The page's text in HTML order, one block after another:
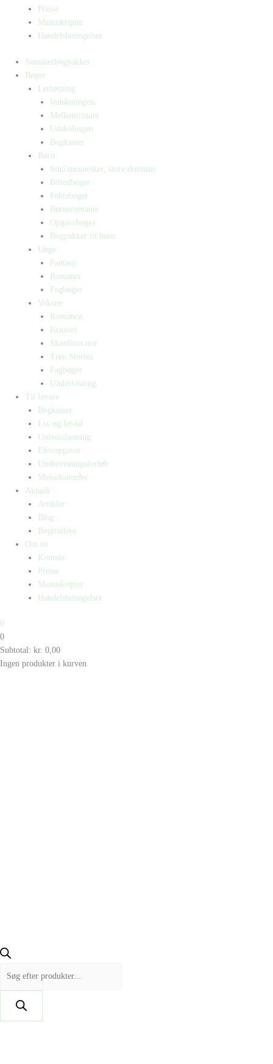
Presse
Manuskripter
Handelsbetingelser
Sommerbogpakker
Bøger
Letlæsning
Indskolingen
Mellemtrinnet
Udskolingen
Bogkasser
Børn
Små mennesker, store drømme
Billedbøger
Faktabøger
Børneromaner
Opgavebøger
Bogpakker til børn
Unge
Fantasy
Romaner
Fagbøger
Voksne
Romance
Krimier
Skønlitteratur
True Stories
Fagbøger
Undervisning
Til lærere
Bogkasser
Lix og let-tal
Universlæsning
Elevopgaver
Undervisningsforløb
Messekalender
Aktuelt
Artikler
Blog
Bogtrailere
Om os
Kontakt
Presse
Manuskripter
Handelsbetingelser
0
0
Subtotal: kr. 0,00
Ingen produkter i kurven